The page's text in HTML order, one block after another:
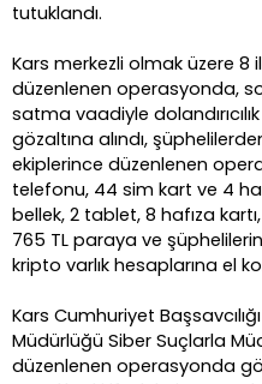
tutuklandı.
Kars merkezli olmak üzere 8
düzenlenen operasyonda,
satma vaadiyle
gözaltına alındı,
ekiplerince düzenlenen
telefonu, 44 sim kart ve 4
bellek, 2 tablet, 8 hafıza
765 TL paraya ve
kripto varlık hesaplarına el
Kars Cumhuriyet
Müdürlüğü Siber Suçlarla
düzenlenen operasyonda